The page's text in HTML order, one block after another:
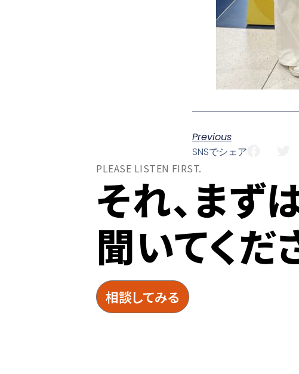
Previous
SNSでシェア
PLEASE LISTEN FIRST.
それ、まず
聞いてくだ
相談してみる